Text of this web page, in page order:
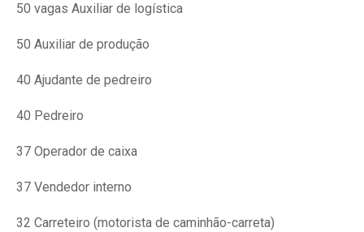
50 vagas Auxiliar de logística
50 Auxiliar de produção
40 Ajudante de pedreiro
40 Pedreiro
37 Operador de caixa
37 Vendedor interno
32 Carreteiro (motorista de caminhão-carreta)